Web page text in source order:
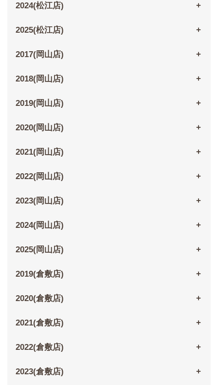
2024(松江店)
2025(松江店)
2017(岡山店)
2018(岡山店)
2019(岡山店)
2020(岡山店)
2021(岡山店)
2022(岡山店)
2023(岡山店)
2024(岡山店)
2025(岡山店)
2019(倉敷店)
2020(倉敷店)
2021(倉敷店)
2022(倉敷店)
2023(倉敷店)